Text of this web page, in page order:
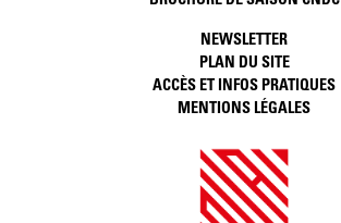
NEWSLETTER
PLAN DU SITE
ACCÈS ET INFOS PRATIQUES
MENTIONS LÉGALES